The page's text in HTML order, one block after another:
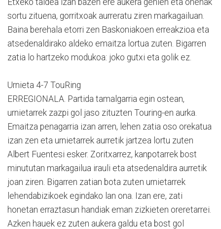
sortu zituena, gorritxoak aurreratu ziren markagailuan.
Baina berehala etorri zen Baskoniakoen erreakzioa eta
atsedenaldirako aldeko emaitza lortua zuten. Bigarren
zatia lo hartzeko modukoa: joko gutxi eta golik ez.
Urnieta 4-7 TouRing
ERREGIONALA. Partida tamalgarria egin ostean,
urnietarrek zazpi gol jaso zituzten Touring-en aurka.
Emaitza penagarria izan arren, lehen zatia oso orekatua
izan zen eta urnietarrek aurretik jartzea lortu zuten
Albert Fuentesi esker. Zoritxarrez, kanpotarrek bost
minututan markagailua irauli eta atsedenaldira aurretik
joan ziren. Bigarren zatian bota zuten urnietarrek
lehendabizikoek egindako lan ona. Izan ere, zati
honetan erraztasun handiak eman zizkieten oreretarrei.
Azken hauek ez zuten aukera galdu eta bost gol